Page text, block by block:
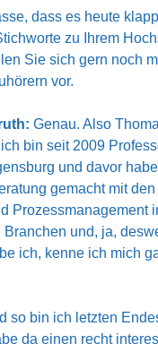
dass es heute
zu Ihrem
Sie sich gern noch
vor.
Genau. Also
bin seit 2009
und davor
gemacht mit
Prozessmanagement
und, ja,
ich, kenne ich mich
so bin ich letzten
da einen recht